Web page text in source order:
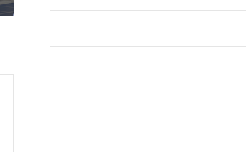
ことをお勧めします。